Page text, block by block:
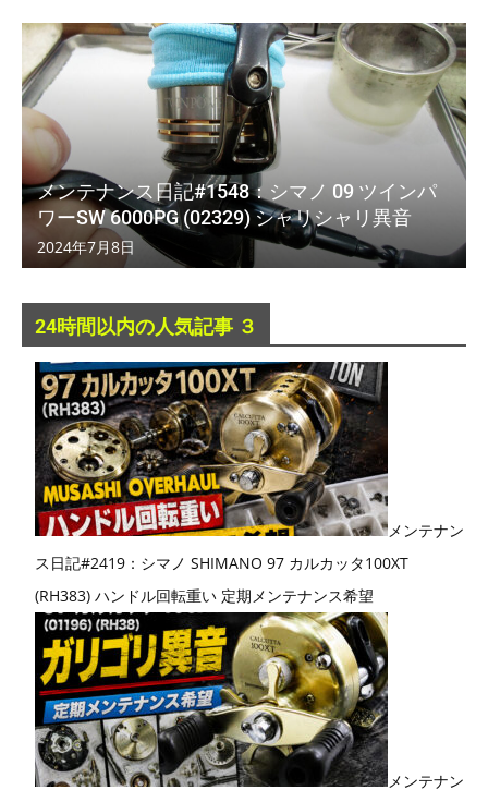
メンテナンス日記#1548：シマノ 09 ツインパ
ワーSW 6000PG (02329) シャリシャリ異音
2024年7月8日
24時間以内の人気記事 ３
メンテナン
ス日記#2419：シマノ SHIMANO 97 カルカッタ100XT
(RH383) ハンドル回転重い 定期メンテナンス希望
メンテナン